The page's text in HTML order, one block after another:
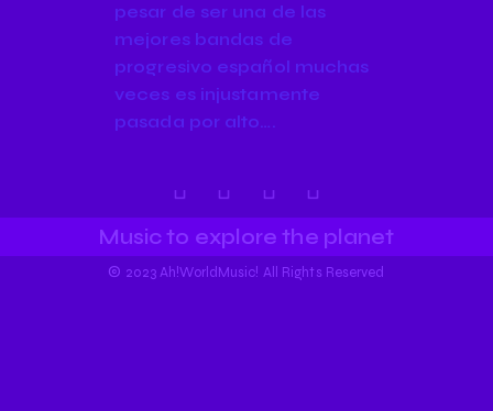
pesar de ser una de las
mejores bandas de
progresivo español muchas
veces es injustamente
pasada por alto….
Music to explore the planet
© 2023 Ah!WorldMusic! All Rights Reserved